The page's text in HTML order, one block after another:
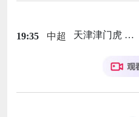
19:35 中超 天津津门虎